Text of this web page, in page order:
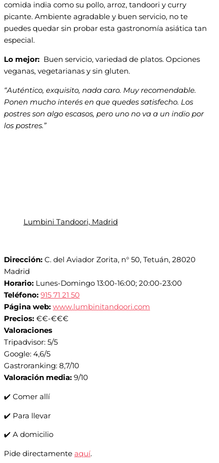
comida india como su pollo, arroz, tandoori y curry
picante. Ambiente agradable y buen servicio, no te
puedes quedar sin probar esta gastronomía asiática tan
especial.
Lo mejor: Buen servicio, variedad de platos. Opciones
veganas, vegetarianas y sin gluten.
“Auténtico, exquisito, nada caro. Muy recomendable.
Ponen mucho interés en que quedes satisfecho. Los
postres son algo escasos, pero uno no va a un indio por
los postres.”
Lumbini Tandoori, Madrid
Dirección: C. del Aviador Zorita, n° 50, Tetuán, 28020
Madrid
Horario: Lunes-Domingo 13:00-16:00; 20:00-23:00
Teléfono: 915 71 21 50
Página web: www.lumbinitandoori.com
Precios: €€-€€€
Valoraciones
Tripadvisor: 5/5
Google: 4,6/5
Gastroranking: 8,7/10
Valoración media: 9/10
✔️ Comer allí
✔️ Para llevar
✔️ A domicilio
Pide directamente aquí.